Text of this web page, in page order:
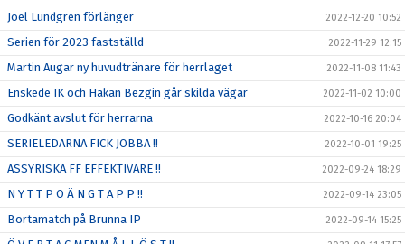
Joel Lundgren förlänger 2022-12-20 10:52
Serien för 2023 fastställd 2022-11-29 12:15
Martin Augar ny huvudtränare för herrlaget 2022-11-08 11:43
Enskede IK och Hakan Bezgin går skilda vägar 2022-11-02 10:00
Godkänt avslut för herrarna 2022-10-16 20:04
SERIELEDARNA FICK JOBBA !! 2022-10-01 19:25
ASSYRISKA FF EFFEKTIVARE !! 2022-09-24 18:29
N Y T T P O Ä N G T A P P !! 2022-09-14 23:05
Bortamatch på Brunna IP 2022-09-14 15:25